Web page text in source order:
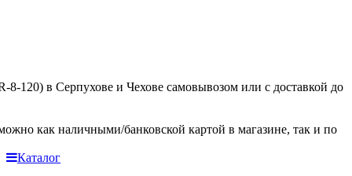
120) в Серпухове и Чехове самовывозом или с доставкой до
как наличными/банковской картой в магазине, так и по
Каталог